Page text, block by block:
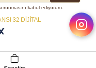
kabul ediyorum.
32 DİJİTAL